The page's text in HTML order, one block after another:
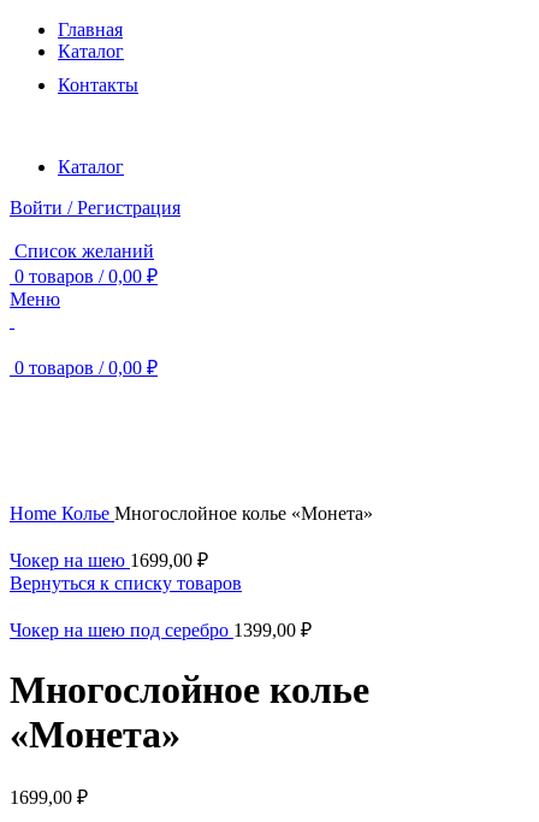
Главная
Каталог
Контакты
Каталог
Войти / Регистрация
Список желаний
0 товаров / 0,00 ₽
Меню
0 товаров / 0,00 ₽
Home Колье Многослойное колье «Монета»
Чокер на шею 1699,00 ₽
Вернуться к списку товаров
Чокер на шею под серебро 1399,00 ₽
Многослойное колье
«Монета»
1699,00 ₽